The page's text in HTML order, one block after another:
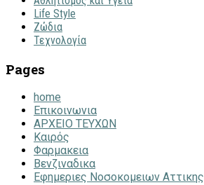
Life Style
Ζώδια
Τεχνολογία
Pages
home
Επικοινωνια
ΑΡΧΕΙΟ ΤΕΥΧΩΝ
Καιρός
Φαρμακεια
Βενζιναδικα
Εφημεριες Νοσοκομειων Αττικης